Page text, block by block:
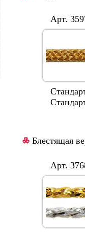
Арт.
Блестящая
Арт.